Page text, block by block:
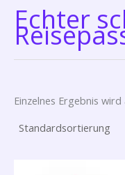
Echter
Einzelnes Ergebnis